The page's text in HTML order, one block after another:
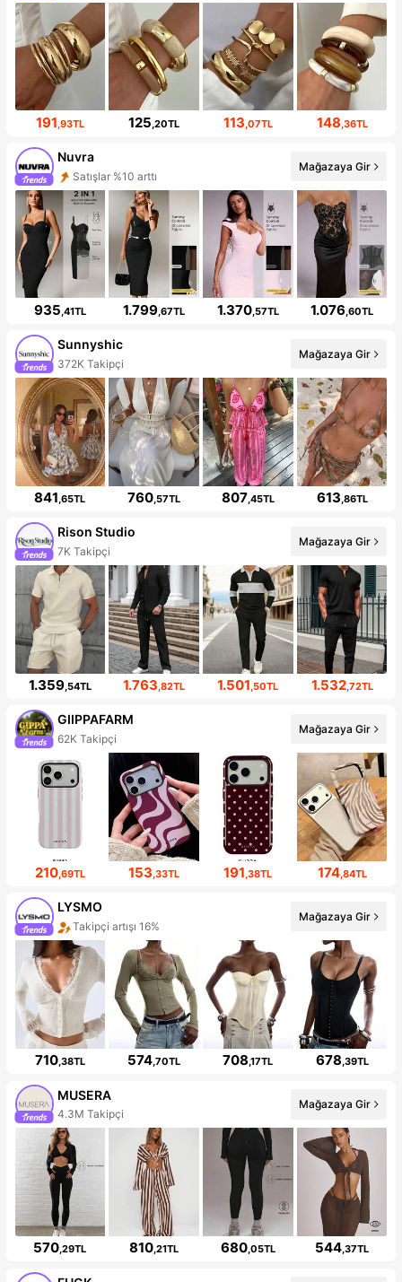
191,93TL 125,20TL 113,07TL 148,36TL
Nuvra
Satışlar %10 arttı
Mağazaya Gir
935,41TL 1.799,67TL 1.370,57TL 1.076,60TL
Sunnyshic
372K Takipçi
Mağazaya Gir
841,65TL 760,57TL 807,45TL 613,86TL
Rison Studio
7K Takipçi
Mağazaya Gir
1.359,54TL 1.763,82TL 1.501,50TL 1.532,72TL
GIIPPAFARM
62K Takipçi
Mağazaya Gir
210,69TL 153,33TL 191,38TL 174,84TL
LYSMO
Takipçi artışı 16%
Mağazaya Gir
710,38TL 574,70TL 708,17TL 678,39TL
MUSERA
4.3M Takipçi
Mağazaya Gir
570,29TL 810,21TL 680,05TL 544,37TL